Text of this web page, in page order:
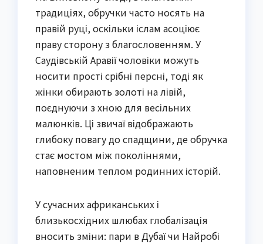
традиціях, обручки часто носять на
правій руці, оскільки іслам асоціює
праву сторону з благословенням. У
Саудівській Аравії чоловіки можуть
носити прості срібні персні, тоді як
жінки обирають золоті на лівій,
поєднуючи з хною для весільних
малюнків. Ці звичаї відображають
глибоку повагу до спадщини, де обручка
стає мостом між поколіннями,
наповненим теплом родинних історій.
У сучасних африканських і
близькосхідних шлюбах глобалізація
вносить зміни: пари в Дубаї чи Найробі